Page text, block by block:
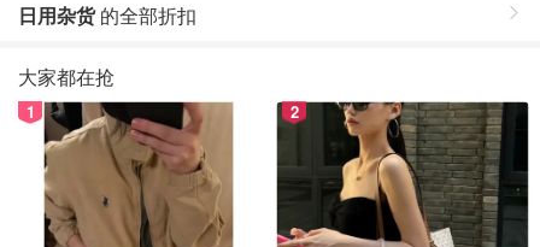
日用杂货的全部折扣
大家都在抢
1 2